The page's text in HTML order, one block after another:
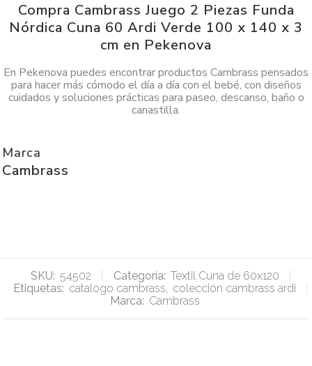
Compra Cambrass Juego 2 Piezas Funda
Nórdica Cuna 60 Ardi Verde 100 x 140 x 3
cm en Pekenova
En Pekenova puedes encontrar productos Cambrass pensados
para hacer más cómodo el día a día con el bebé, con diseños
cuidados y soluciones prácticas para paseo, descanso, baño o
canastilla.
Marca
Cambrass
SKU: 54502 Categoría: Textil Cuna de 60x120
Etiquetas: catalogo cambrass, colección cambrass ardi
Marca: Cambrass